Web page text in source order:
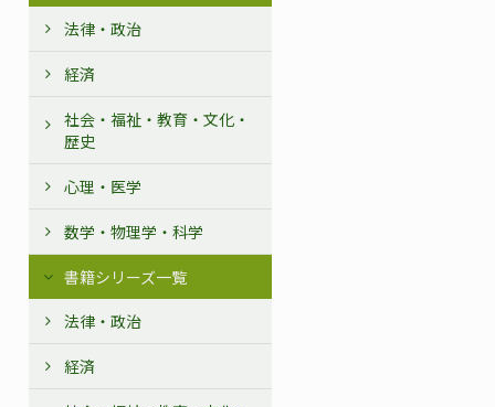
法律・政治
経済
社会・福祉・教育・文化・
歴史
心理・医学
数学・物理学・科学
書籍シリーズ一覧
法律・政治
経済